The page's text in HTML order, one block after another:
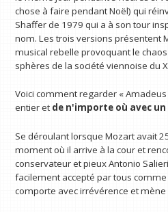
chose à faire pendant Noël) qui
Shaffer de 1979 qui a à son tour
nom. Les trois versions présentent
musical rebelle provoquant le
sphères de la société viennoise du
Voici comment regarder «
entier et de n'importe où avec un
Se déroulant lorsque Mozart avait
moment où il arrive à la cour et
conservateur et pieux Antonio
facilement accepté par tous
comporte avec irrévérence et